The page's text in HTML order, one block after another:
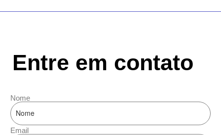
Entre em contato
Nome
Email